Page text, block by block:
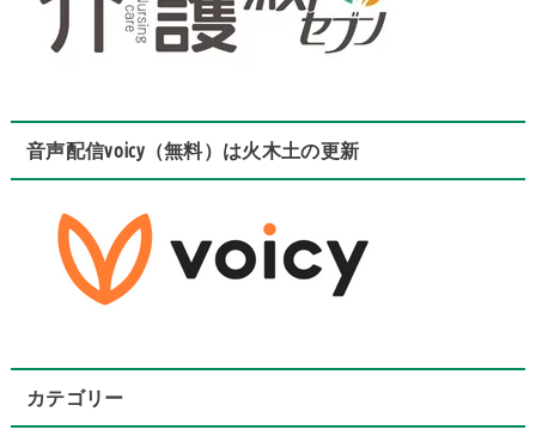
音声配信voicy（無料）は火木土の更新
カテゴリー